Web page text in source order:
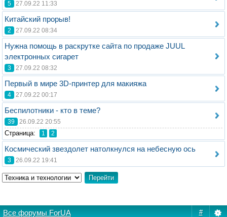
5 27.09.22 11:33
Китайский прорыв!
2 27.09.22 08:34
Нужна помощь в раскрутке сайта по продаже JUUL
электронных сигарет
3 27.09.22 08:32
Первый в мире 3D-принтер для макияжа
4 27.09.22 00:17
Беспилотники - кто в теме?
39 26.09.22 20:55
Стрaница: 1 2
Космический звездолет натолкнулся на небесную ось
3 26.09.22 19:41
Все форумы ForUA #